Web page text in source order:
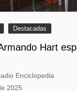
Destacadas
Hart
Enciclopedia
2025